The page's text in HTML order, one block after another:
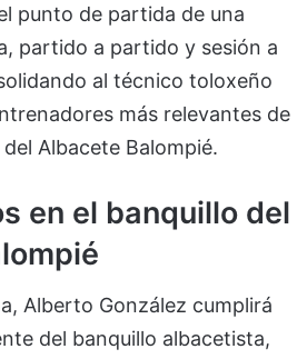
punto de partida de una
partido a partido y sesión a
al técnico toloxeño
más relevantes de
Albacete Balompié.
en el banquillo del
Alberto González cumplirá
del banquillo albacetista,